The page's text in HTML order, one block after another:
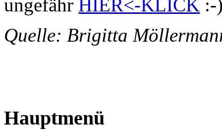
ungefähr HIER<-KLICK :-
Quelle: Brigitta
Hauptmenü